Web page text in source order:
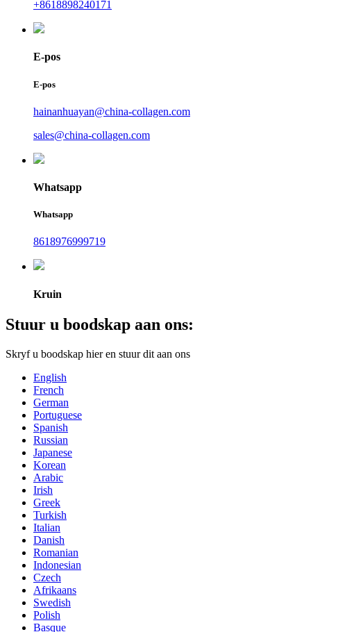
+8618898240171
E-pos
E-pos
hainanhuayan@china-collagen.com
sales@china-collagen.com
Whatsapp
Whatsapp
8618976999719
Kruin
Stuur u boodskap aan ons:
Skryf u boodskap hier en stuur dit aan ons
English
French
German
Portuguese
Spanish
Russian
Japanese
Korean
Arabic
Irish
Greek
Turkish
Italian
Danish
Romanian
Indonesian
Czech
Afrikaans
Swedish
Polish
Basque